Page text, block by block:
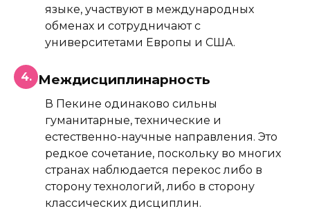
языке, участвуют в международных
обменах и сотрудничают с
университетами Европы и США.
4. Междисциплинарность
В Пекине одинаково сильны
гуманитарные, технические и
естественно-научные направления. Это
редкое сочетание, поскольку во многих
странах наблюдается перекос либо в
сторону технологий, либо в сторону
классических дисциплин.